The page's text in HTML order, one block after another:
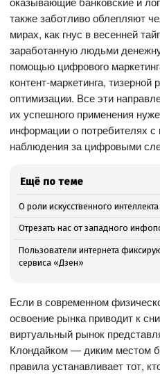
также заботливо облепляют
мирах, как гнус в весенней
заработанную людьми
помощью цифрового
контент-маркетинга,
оптимизации. Все эти
их успешного применения
информации о потребителях
наблюдения за цифровыми
Ещё по теме
О роли искусственного
Отрезать нас от западного
Пользователи интернета
сервиса «Дзен»
Если в современном
освоение рынка приводит к
виртуальный рынок
Клондайком — диким местом
правила устанавливает тот,